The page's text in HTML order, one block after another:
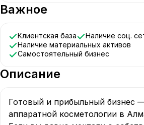
Важное
Клиентская база
Наличие соц.
Наличие материальных активов
Самостоятельный бизнес
Описание
Готовый и прибыльный бизнес
аппаратной косметологии в